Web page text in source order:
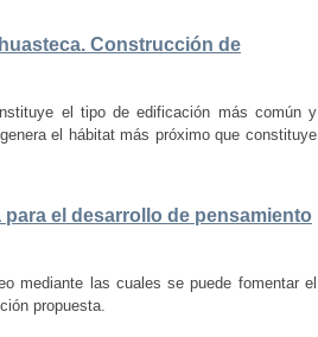
Construcción de
el tipo de edificación más común y
el hábitat más próximo que constituye
el desarrollo de pensamiento
mediante las cuales se puede fomentar el
propuesta.